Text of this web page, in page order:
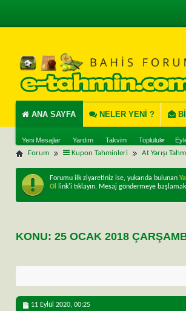
ANA SAYFA
Yeni Mesajlar Yardım Takvim Topluluk
NELER YENI ?
Forum Kupon Tahminleri At Yarışı
Forumu ilk ziyaretiniz ise, yukarıda bulunan
Ol
link'i tıklayın. Mesaj göndermeye
KONU: 25 OCAK 2018
11 Eylül 2020, 00:25